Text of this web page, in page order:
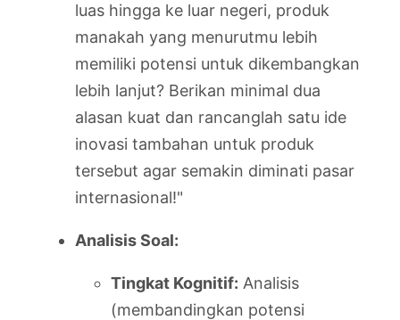
luas hingga ke luar negeri, produk
manakah yang menurutmu lebih
memiliki potensi untuk dikembangkan
lebih lanjut? Berikan minimal dua
alasan kuat dan rancanglah satu ide
inovasi tambahan untuk produk
tersebut agar semakin diminati pasar
internasional!"
Analisis Soal:
Tingkat Kognitif: Analisis
(membandingkan potensi